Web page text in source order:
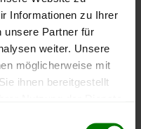
Informationen zu Ihrer
unsere Partner für
weiter. Unsere
möglicherweise mit
ihnen bereitgestellt
Sackware
Mai
in Deutschland